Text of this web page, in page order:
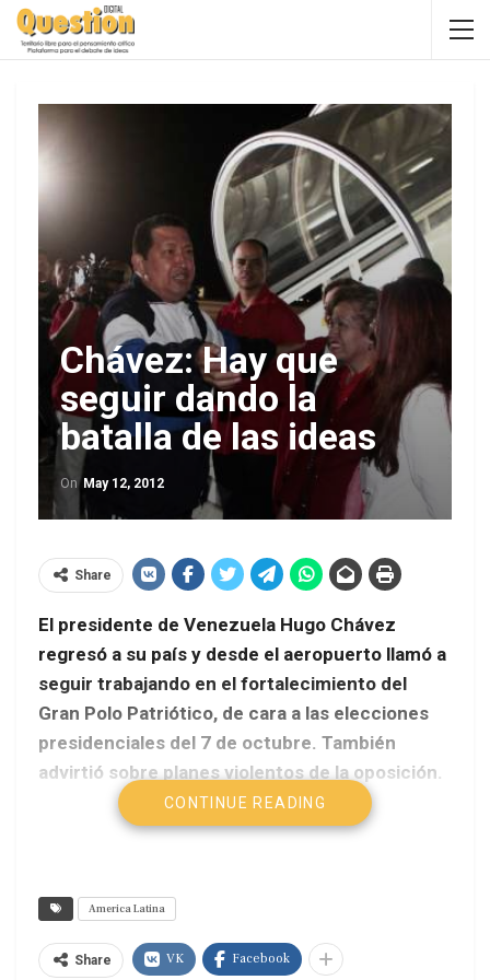
Chávez: Hay que
seguir dando la
batalla de las ideas
On May 12, 2012
Share
El presidente de Venezuela Hugo Chávez
regresó a su país y desde el aeropuerto llamó a
seguir trabajando en el fortalecimiento del
Gran Polo Patriótico, de cara a las elecciones
presidenciales del 7 de octubre. También
advirtió sobre planes violentos de la oposición.
CONTINUE READING
America Latina
Share VK Facebook